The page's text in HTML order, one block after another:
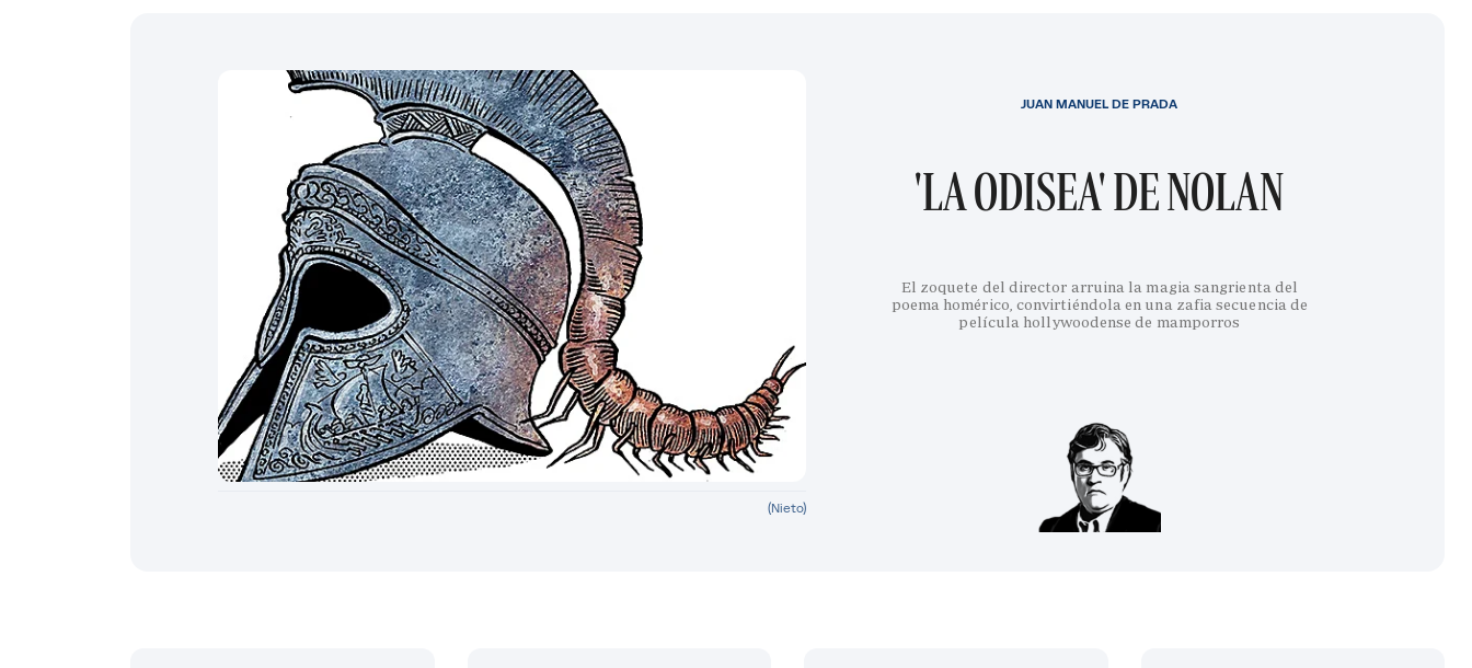
(Nieto)
'LA ODISEA' DE NOLAN
El zoquete del director arruina la magia sangrienta del
poema homérico, convirtiéndola en una zafia secuencia de
película hollywoodense de mamporros
JUAN MANUEL DE PRADA